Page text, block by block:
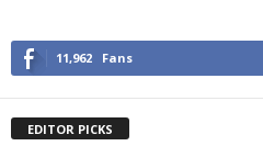
11,962 Fans
EDITOR PICKS